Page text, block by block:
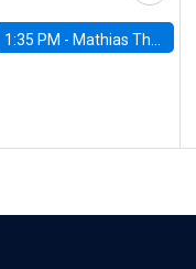
1:35 PM - Mathias Thoenig, University of Lausanne